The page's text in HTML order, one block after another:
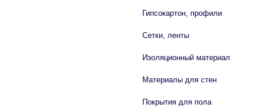
Гипсокартон, профили
Сетки, ленты
Изоляционный материал
Материалы для стен
Покрытия для пола